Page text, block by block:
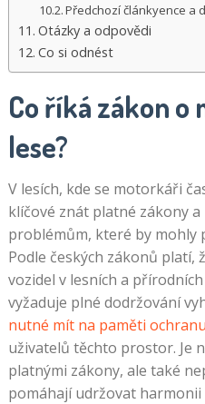
Předchozí článkyence a
Otázky a odpovědi
Co si odnést
Co říká zákon
lese?
V lesích, kde se motorkáři
klíčové znát platné zákony
problémům, které by mohly
Podle českých zákonů platí,
vozidel v lesních a
vyžaduje plné dodržování
nutné mít na paměti
uživatelů těchto prostor. Je
platnými zákony, ale také
pomáhají udržovat